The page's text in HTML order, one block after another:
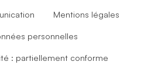
Mentions légales
personnelles
: partiellement conforme